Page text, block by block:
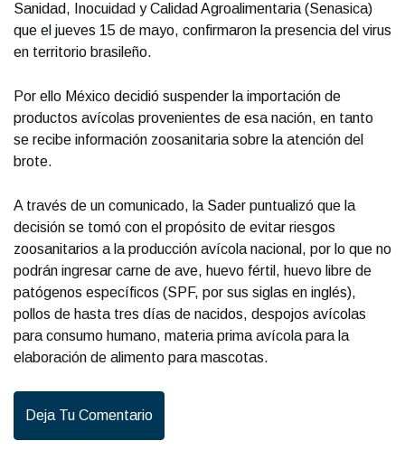
Sanidad, Inocuidad y Calidad Agroalimentaria (Senasica)
que el jueves 15 de mayo, confirmaron la presencia del virus
en territorio brasileño.
Por ello México decidió suspender la importación de
productos avícolas provenientes de esa nación, en tanto
se recibe información zoosanitaria sobre la atención del
brote.
A través de un comunicado, la Sader puntualizó que la
decisión se tomó con el propósito de evitar riesgos
zoosanitarios a la producción avícola nacional, por lo que no
podrán ingresar carne de ave, huevo fértil, huevo libre de
patógenos específicos (SPF, por sus siglas en inglés),
pollos de hasta tres días de nacidos, despojos avícolas
para consumo humano, materia prima avícola para la
elaboración de alimento para mascotas.
Deja Tu Comentario